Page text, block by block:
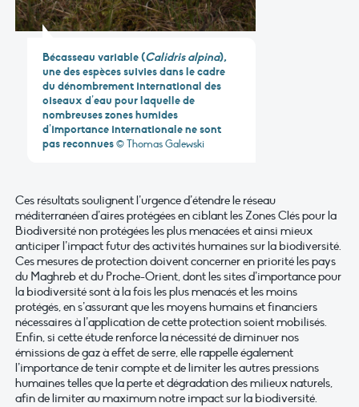
Bécasseau variable (Calidris alpina),
une des espèces suivies dans le cadre
du dénombrement international des
oiseaux d’eau pour laquelle de
nombreuses zones humides
d’importance internationale ne sont
pas reconnues© Thomas Galewski
Ces résultats soulignent l’urgence d’étendre le réseau
méditerranéen d’aires protégées en ciblant les Zones Clés pour la
Biodiversité non protégées les plus menacées et ainsi mieux
anticiper l’impact futur des activités humaines sur la biodiversité.
Ces mesures de protection doivent concerner en priorité les pays
du Maghreb et du Proche-Orient, dont les sites d’importance pour
la biodiversité sont à la fois les plus menacés et les moins
protégés, en s’assurant que les moyens humains et financiers
nécessaires à l’application de cette protection soient mobilisés.
Enfin, si cette étude renforce la nécessité de diminuer nos
émissions de gaz à effet de serre, elle rappelle également
l’importance de tenir compte et de limiter les autres pressions
humaines telles que la perte et dégradation des milieux naturels,
afin de limiter au maximum notre impact sur la biodiversité.